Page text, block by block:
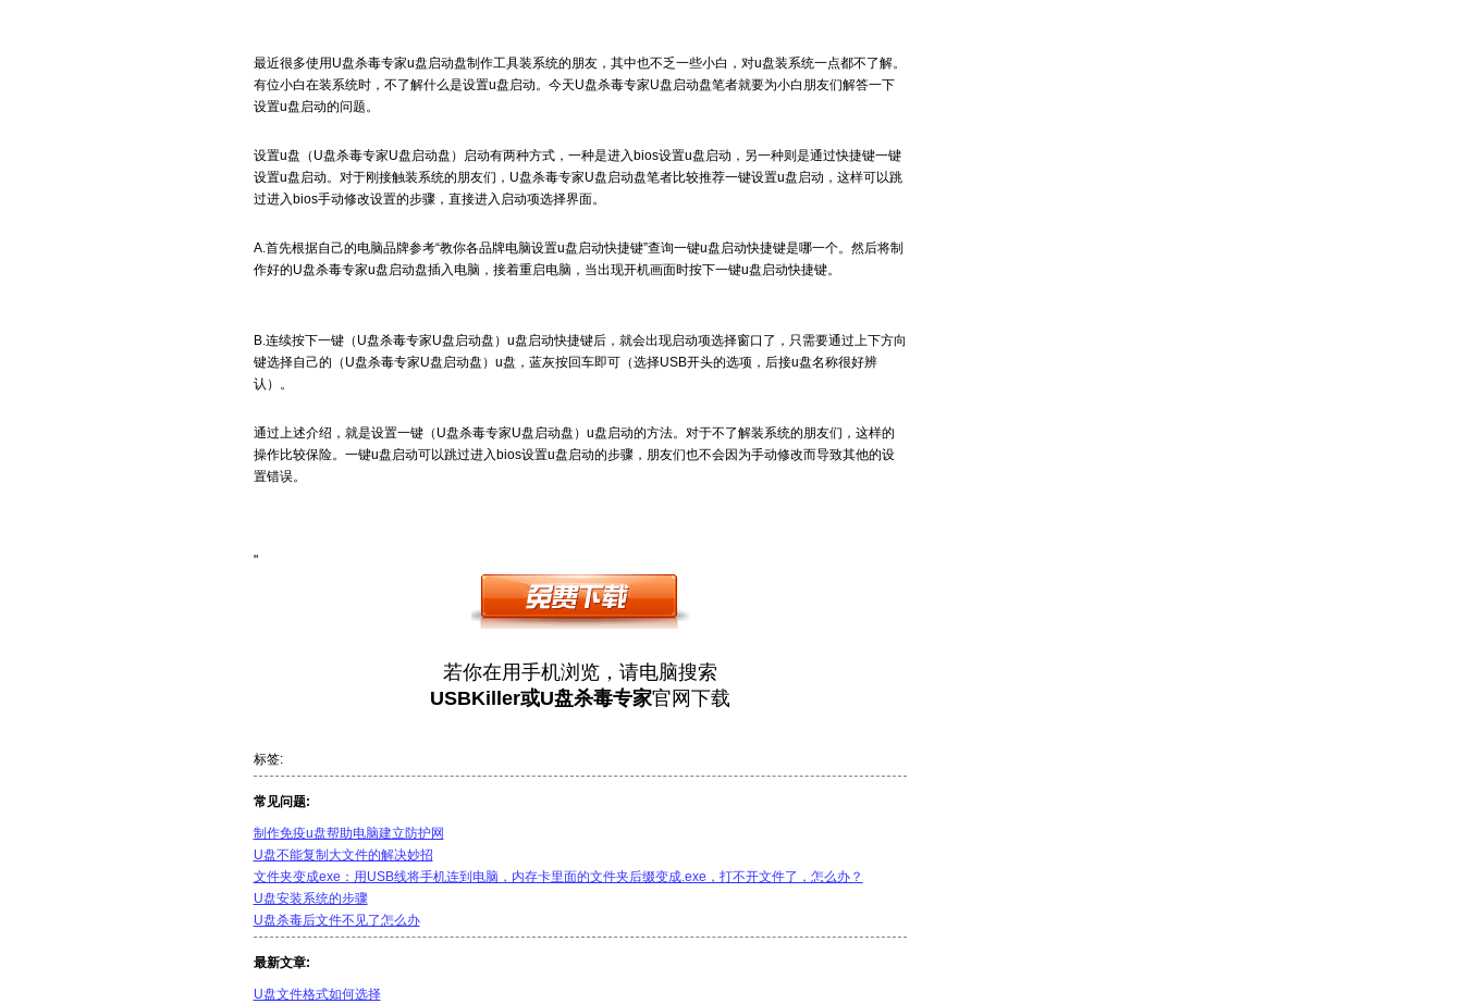
最近很多使用U盘杀毒专家u盘启动盘制作工具装系统的朋友，其中也不乏一些小白，对u盘装系统一点都不了解。
有位小白在装系统时，不了解什么是设置u盘启动。今天U盘杀毒专家U盘启动盘笔者就要为小白朋友们解答一下
设置u盘启动的问题。
设置u盘（U盘杀毒专家U盘启动盘）启动有两种方式，一种是进入bios设置u盘启动，另一种则是通过快捷键一键
设置u盘启动。对于刚接触装系统的朋友们，U盘杀毒专家U盘启动盘笔者比较推荐一键设置u盘启动，这样可以跳
过进入bios手动修改设置的步骤，直接进入启动项选择界面。
A.首先根据自己的电脑品牌参考“教你各品牌电脑设置u盘启动快捷键”查询一键u盘启动快捷键是哪一个。然后将制
作好的U盘杀毒专家u盘启动盘插入电脑，接着重启电脑，当出现开机画面时按下一键u盘启动快捷键。
B.连续按下一键（U盘杀毒专家U盘启动盘）u盘启动快捷键后，就会出现启动项选择窗口了，只需要通过上下方向
键选择自己的（U盘杀毒专家U盘启动盘）u盘，蓝灰按回车即可（选择USB开头的选项，后接u盘名称很好辨
认）。
通过上述介绍，就是设置一键（U盘杀毒专家U盘启动盘）u盘启动的方法。对于不了解装系统的朋友们，这样的
操作比较保险。一键u盘启动可以跳过进入bios设置u盘启动的步骤，朋友们也不会因为手动修改而导致其他的设
置错误。
"
若你在用手机浏览，请电脑搜索
USBKiller或U盘杀毒专家官网下载
标签:
常见问题:
制作免疫u盘帮助电脑建立防护网
U盘不能复制大文件的解决妙招
文件夹变成exe：用USB线将手机连到电脑，内存卡里面的文件夹后缀变成.exe，打不开文件了，怎么办？
U盘安装系统的步骤
U盘杀毒后文件不见了怎么办
最新文章:
U盘文件格式如何选择